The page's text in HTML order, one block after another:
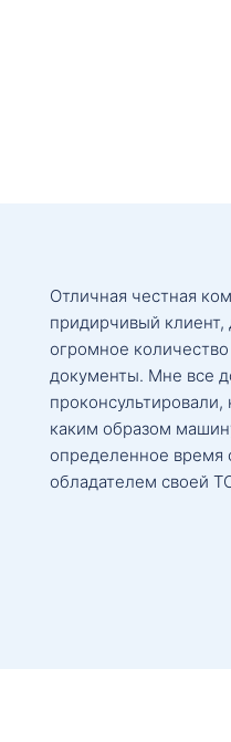
Отличная честная
придирчивый клиент,
огромное
документы. Мне все
каким образом
определенное время
обладателем своей